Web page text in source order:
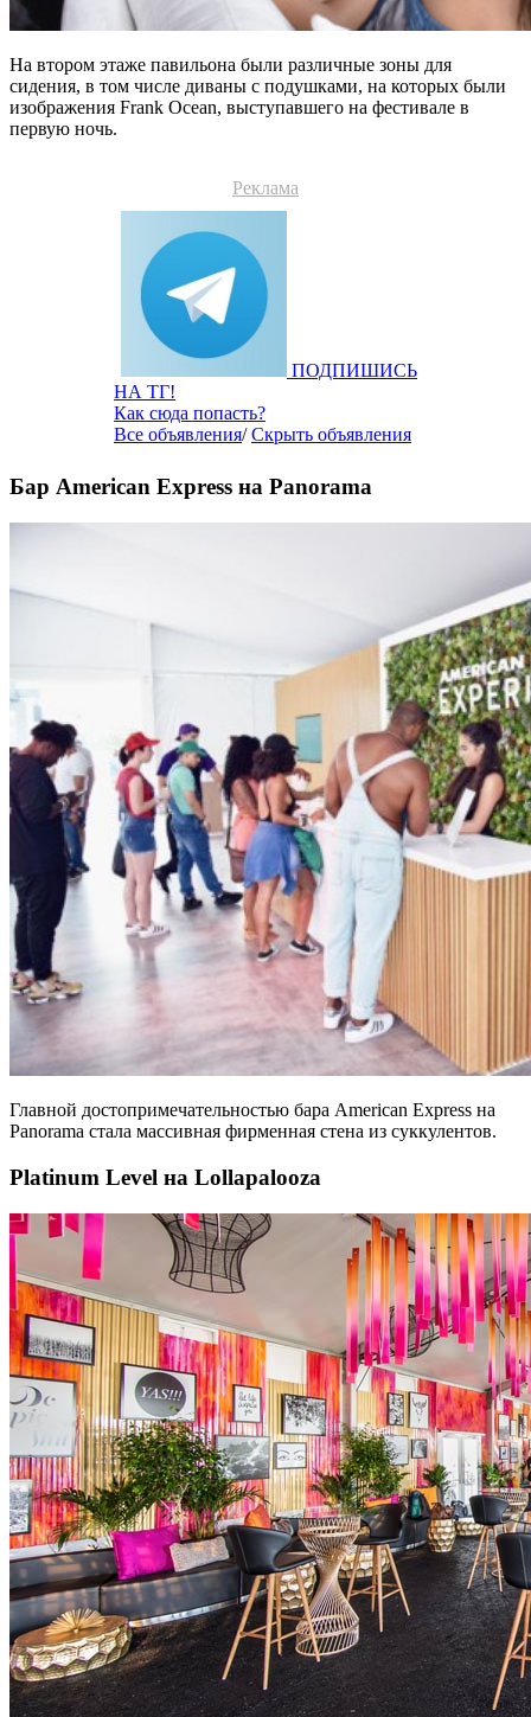
На втором этаже павильона были различные зоны для
сидения, в том числе диваны с подушками, на которых были
изображения Frank Ocean, выступавшего на фестивале в
первую ночь.
Реклама
ПОДПИШИСЬ
НА ТГ!
Как сюда попасть?
Все объявления/Скрыть объявления
Бар American Express на Panorama
Главной достопримечательностью бара American Express на
Panorama стала массивная фирменная стена из суккулентов.
Platinum Level на Lollapalooza